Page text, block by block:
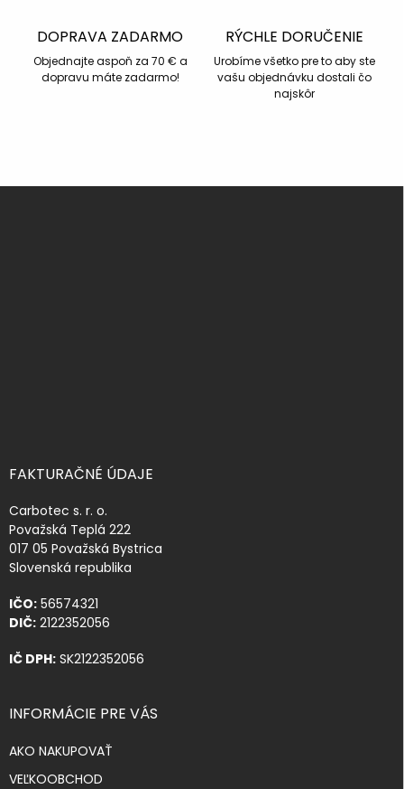
DOPRAVA ZADARMO
Objednajte aspoň za 70 € a
dopravu máte zadarmo!
RÝCHLE DORUČENIE
Urobíme všetko pre to aby ste
vašu objednávku dostali čo
najskôr
FAKTURAČNÉ ÚDAJE
Carbotec s. r. o.
Považská Teplá 222
017 05 Považská Bystrica
Slovenská republika
IČO: 56574321
DIČ: 2122352056
IČ DPH: SK2122352056
INFORMÁCIE PRE VÁS
AKO NAKUPOVAŤ
VEĽKOOBCHOD